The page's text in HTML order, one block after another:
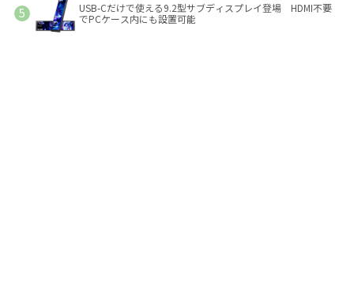
USB-Cだけで使える9.2型サブディスプレイ登場 HDMI不要
でPCケース内にも設置可能